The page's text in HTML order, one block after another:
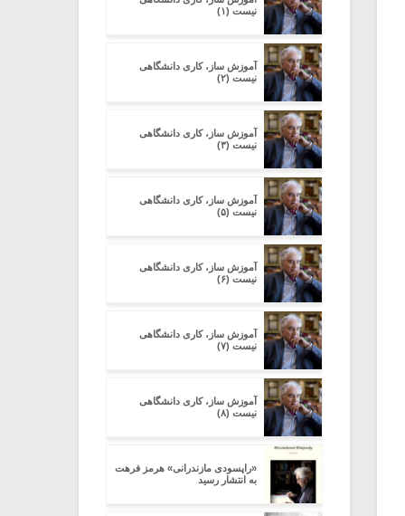
نیست (۱)
آموزش ساز، کاری دانشگاهی
نیست (۲)
آموزش ساز، کاری دانشگاهی
نیست (۳)
آموزش ساز، کاری دانشگاهی
نیست (۵)
آموزش ساز، کاری دانشگاهی
نیست (۶)
آموزش ساز، کاری دانشگاهی
نیست (۷)
آموزش ساز، کاری دانشگاهی
نیست (۸)
«راپسودی مازندرانی» هرمز فرهت
به انتشار رسید